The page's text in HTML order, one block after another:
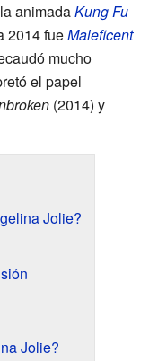
animadaKung Fu
2014 fueMaleficent
mucho
el papel
(2014) y
Jolie?
Jolie?